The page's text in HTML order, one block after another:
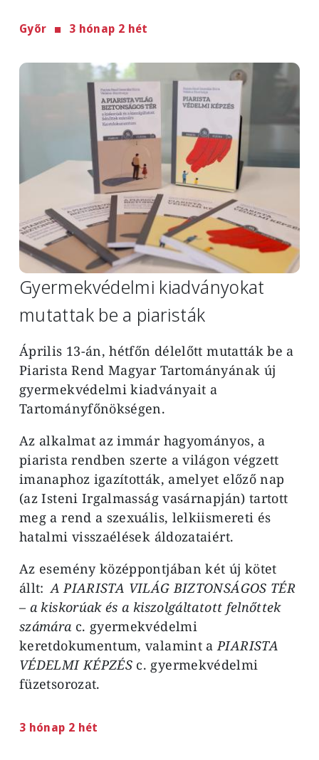
Győr 3 hónap 2 hét
Image
Gyermekvédelmi kiadványokat
mutattak be a piaristák
Április 13-án, hétfőn délelőtt mutatták be a
Piarista Rend Magyar Tartományának új
gyermekvédelmi kiadványait a
Tartományfőnökségen.
Az alkalmat az immár hagyományos, a
piarista rendben szerte a világon végzett
imanaphoz igazították, amelyet előző nap
(az Isteni Irgalmasság vasárnapján) tartott
meg a rend a szexuális, lelkiismereti és
hatalmi visszaélések áldozataiért.
Az esemény középpontjában két új kötet
állt: A PIARISTA VILÁG BIZTONSÁGOS TÉR
– a kiskorúak és a kiszolgáltatott felnőttek
számára c. gyermekvédelmi
keretdokumentum, valamint aPIARISTA
VÉDELMI KÉPZÉS c. gyermekvédelmi
füzetsorozat.
3 hónap 2 hét